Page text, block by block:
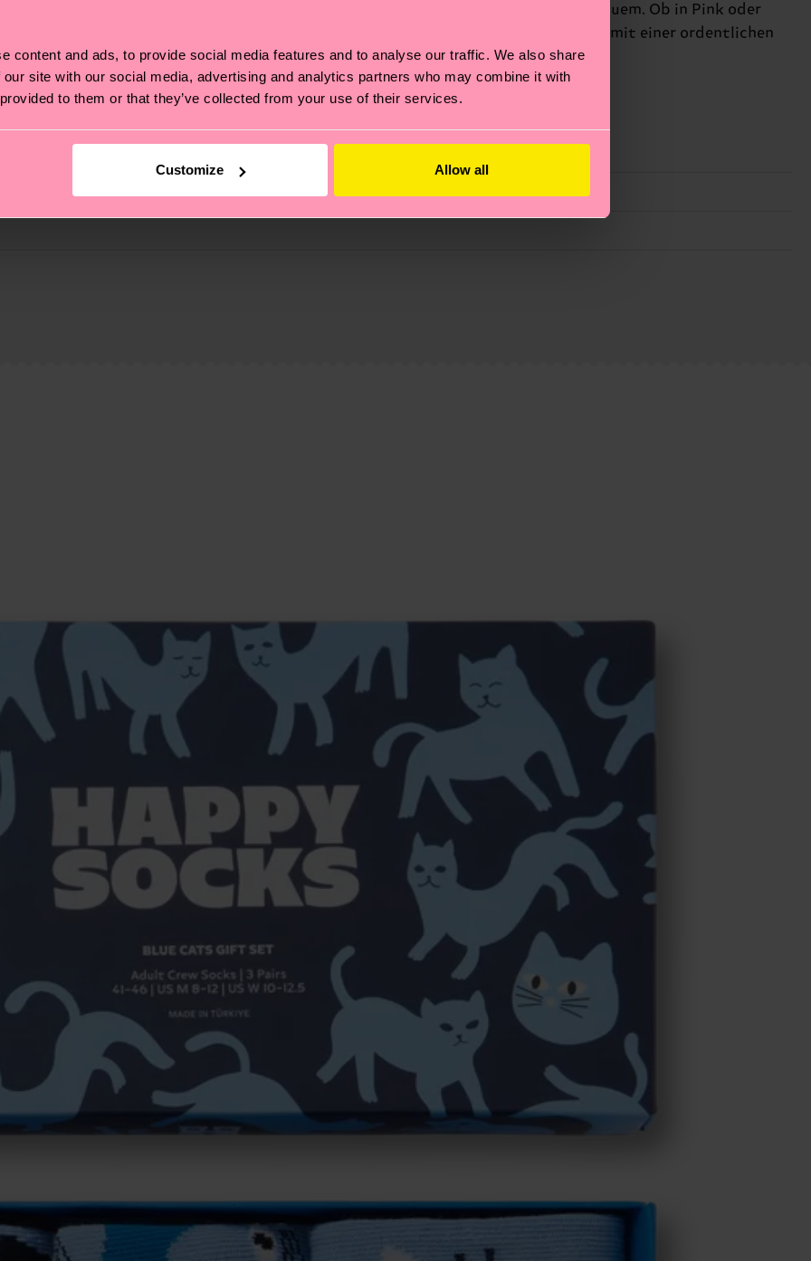
content and ads, to provide social media features and to analyse our traffic. We also share
site with our social media, advertising and analytics partners who may combine it with
to them or that they’ve collected from your use of their services.
Customize Allow all
Zehen- und Fersenpartie sind sie nicht nur supersüß, sondern auch herrlich bequem. Ob in Pink oder
aus jedem Schritt ein kleines Badeenten-Festival. Perfekt, wenn du deinen Look mit einer ordentlichen
für alle, die im Herzen Kind geblieben sind und Spaß einfach lieben!
– es geht auch um eine ethische Lieferkette, die Reduzierung von Emissionen, die richtige Pflege von